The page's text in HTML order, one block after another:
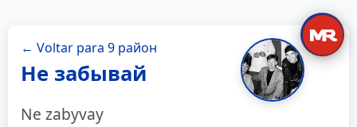
← Voltar para 9 район
Не забывай
Ne zabyvay